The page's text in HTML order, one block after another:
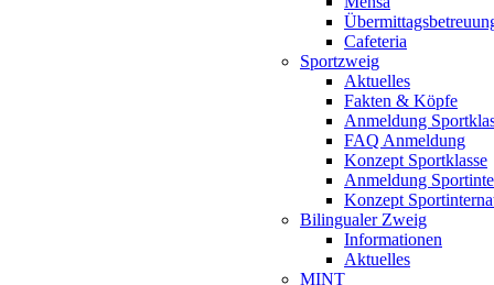
Cafeteria
Sportzweig
Aktuelles
Fakten & Köpfe
Anmeldung
FAQ Anmeldung
Konzept Sportklasse
Anmeldung
Konzept
Bilingualer Zweig
Informationen
Aktuelles
MINT